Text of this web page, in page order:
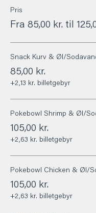
Pris
Fra 85,00 kr. til
Snack Kurv & Øl/
85,00 kr.
+2,13 kr. billetgebyr
Pokebowl Shrimp & Øl/
105,00 kr.
+2,63 kr. billetgebyr
Pokebowl Chicken & Øl/
105,00 kr.
+2,63 kr. billetgebyr